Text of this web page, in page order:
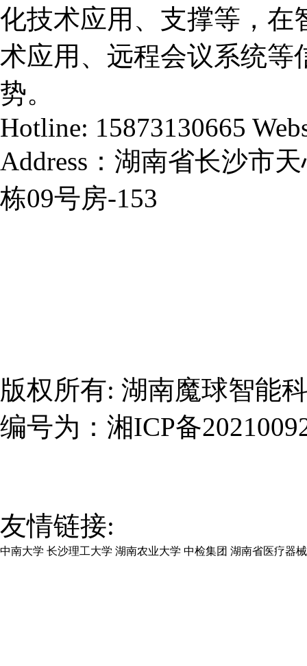
化技术应用、支撑等，在
术应用、远程会议系统等
势。
Hotline: 15873130665
Address：湖南省长沙市
栋09号房-153
版权所有: 湖南魔球智能
编号为： 湘ICP备
友情链接:
中南大学 长沙理工大学 湖南农业大学 中检集团 湖南省医疗器